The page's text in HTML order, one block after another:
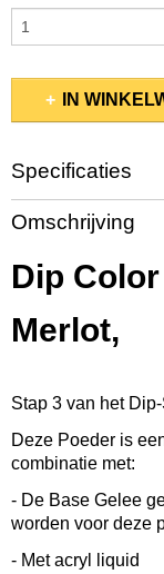
IN
Specificaties
Productcode
PMDP004
EAN code
845370043376
0,08 Kg
Omschrijving
Dip
Merlot,
Stap 3 van het
Deze Poeder is
combinatie met:
- De Base Gelee
worden voor deze
- Met acryl liquid